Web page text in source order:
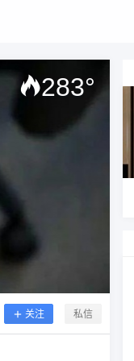
283°
关注 私信